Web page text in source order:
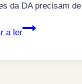
da DA precisam
a ler
DOENÇA